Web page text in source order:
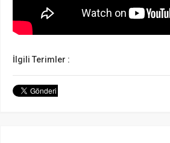
İlgili Terimler :